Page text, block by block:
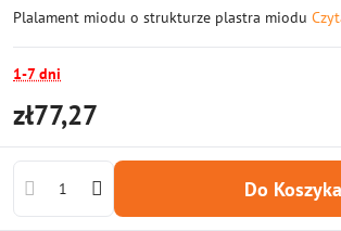
Plalament miodu o strukturze plastra miodu
1-7 dni
zł77,27
Do Koszyka